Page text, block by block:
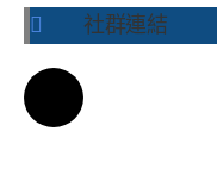
社群連結